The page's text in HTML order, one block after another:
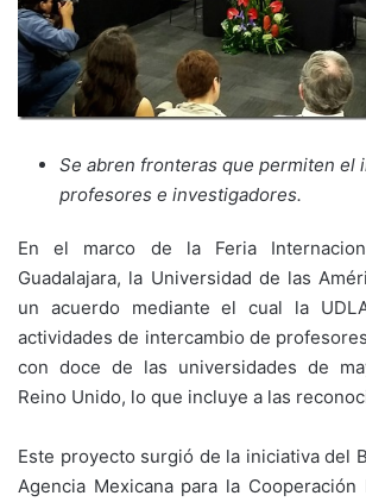
Se abren fronteras que permiten el
profesores e investigadores.
En el marco de la Feria
Guadalajara, la Universidad de las
un acuerdo mediante el cual la
actividades de intercambio de
con doce de las universidades de
Reino Unido, lo que incluye a las
Este proyecto surgió de la iniciativa del
Agencia Mexicana para la